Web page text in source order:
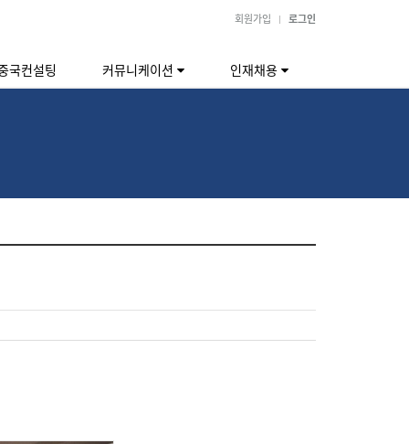
회원가입 로그인
국컨설팅 커뮤니케이션 인재채용